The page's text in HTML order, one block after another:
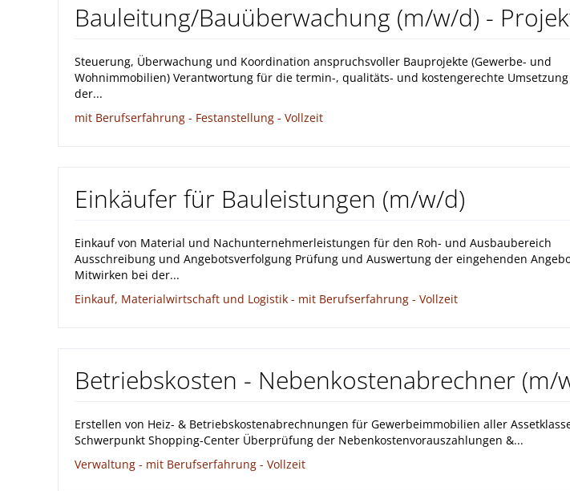
Bauleitung/Bauüberwachung (m/w/d) -
Steuerung, Überwachung und Koordination anspruchsvoller Bauprojekte (Gewerbe- und
Wohnimmobilien) Verantwortung für die termin-, qualitäts- und kostengerechte
der...
mit Berufserfahrung - Festanstellung - Vollzeit
Einkäufer für Bauleistungen (m/w/d)
Einkauf von Material und Nachunternehmerleistungen für den Roh- und Ausbaubereich
Ausschreibung und Angebotsverfolgung Prüfung und Auswertung der eingehenden
Mitwirken bei der...
Einkauf, Materialwirtschaft und Logistik - mit Berufserfahrung - Vollzeit
Betriebskosten - Nebenkostenabrechner (m/
Erstellen von Heiz- & Betriebskostenabrechnungen für Gewerbeimmobilien aller
Schwerpunkt Shopping-Center Überprüfung der Nebenkostenvorauszahlungen &...
Verwaltung - mit Berufserfahrung - Vollzeit